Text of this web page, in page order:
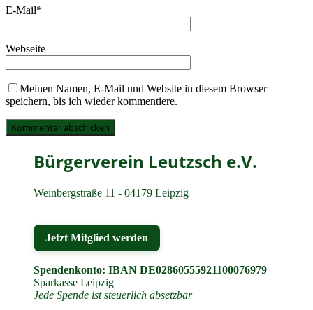
E-Mail*
Webseite
Meinen Namen, E-Mail und Website in diesem Browser
speichern, bis ich wieder kommentiere.
Bürgerverein Leutzsch e.V.
Weinbergstraße 11 - 04179 Leipzig
Jetzt Mitglied werden
Spendenkonto: IBAN DE02860555921100076979
Sparkasse Leipzig
Jede Spende ist steuerlich absetzbar